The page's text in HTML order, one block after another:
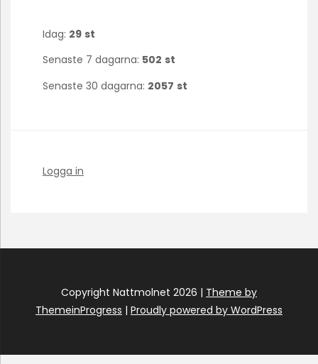
Idag: 29 st
Senaste 7 dagarna: 502 st
Senaste 30 dagarna: 2057 st
Logga in
Copyright Nattmolnet 2026 | Theme by
ThemeinProgress | Proudly powered by WordPress